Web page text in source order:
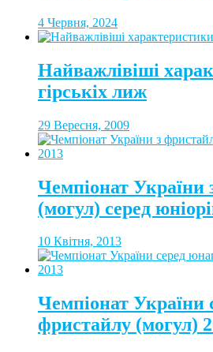
4 Червня, 2024
Найважлівіші
гірськіх лиж
29 Вересня, 2009
Чемпіонат України
(могул) серед
10 Квітня, 2013
Чемпіонат України
фристайлу (могул)